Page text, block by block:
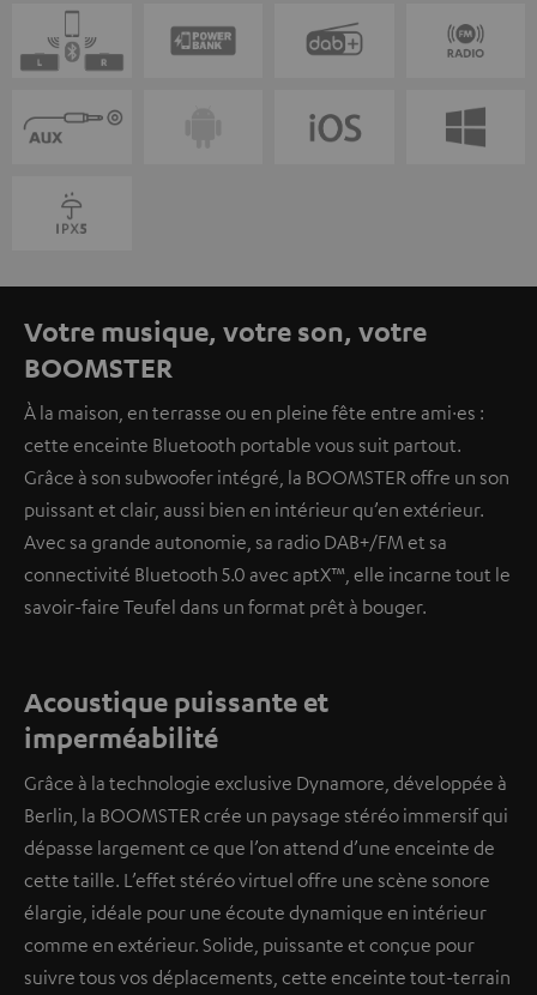
Votre musique, votre son, votre
BOOMSTER
À la maison, en terrasse ou en pleine fête entre ami·es :
cette enceinte Bluetooth portable vous suit partout.
Grâce à son subwoofer intégré, la BOOMSTER offre un son
puissant et clair, aussi bien en intérieur qu’en extérieur.
Avec sa grande autonomie, sa radio DAB+/FM et sa
connectivité Bluetooth 5.0 avec aptX™, elle incarne tout le
savoir-faire Teufel dans un format prêt à bouger.
Acoustique puissante et
imperméabilité
Grâce à la technologie exclusive Dynamore, développée à
Berlin, la BOOMSTER crée un paysage stéréo immersif qui
dépasse largement ce que l’on attend d’une enceinte de
cette taille. L’effet stéréo virtuel offre une scène sonore
élargie, idéale pour une écoute dynamique en intérieur
comme en extérieur. Solide, puissante et conçue pour
suivre tous vos déplacements, cette enceinte tout-terrain